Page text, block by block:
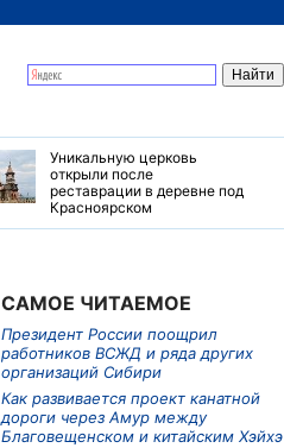
Уникальную церковь
открыли после
реставрации в деревне под
Красноярском
САМОЕ ЧИТАЕМОЕ
Президент России поощрил
работников ВСЖД и ряда других
организаций Сибири
Как развивается проект канатной
дороги через Амур между
Благовещенском и китайским Хэйхэ